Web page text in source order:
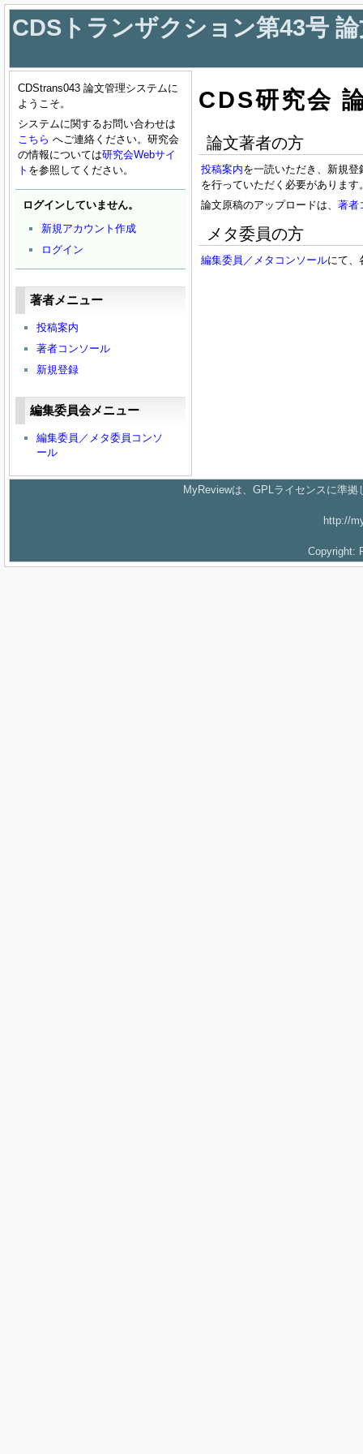
CDSトランザクション第43号
CDStrans043 論文管理システムに
ようこそ。
システムに関するお問い合わせは
こちら へご連絡ください。研究会
の情報については研究会Webサイ
ト を参照してください。
ログインしていません。
新規アカウント作成
ログイン
著者メニュー
投稿案内
著者コンソール
新規登録
編集委員会メニュー
編集委員／メタ委員コンソ
ール
CDS研究会
論文著者の方
投稿案内を一読いただき、新規
を行っていただく必要があります
論文原稿のアップロードは、 著者
メタ委員の方
編集委員／メタコンソールにて、
MyReviewは、GPLライセンスに準
http://
Copyright: